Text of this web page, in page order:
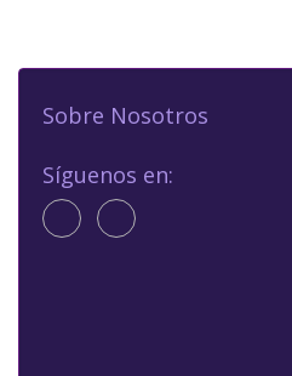
Sobre Nosotros
Síguenos en: